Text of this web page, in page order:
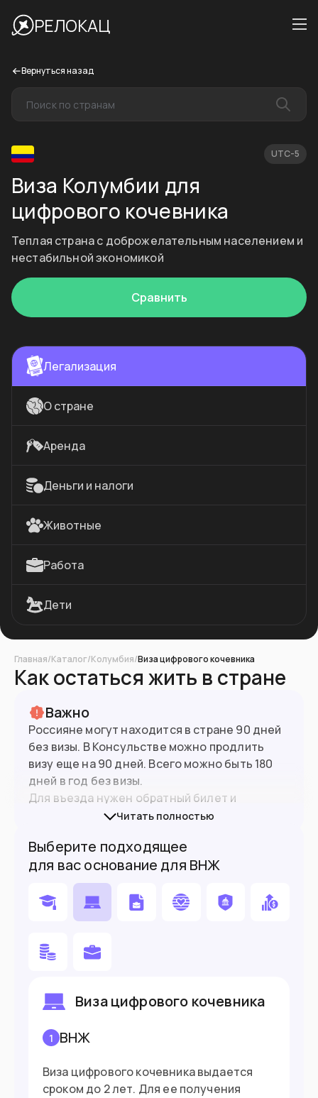
РЕЛОКАЦ
Вернуться назад
UTC-5
Виза Колумбии для
цифрового кочевника
Теплая страна с доброжелательным населением и
нестабильной экономикой
Сравнить
Легализация
О стране
Аренда
Деньги и налоги
Животные
Работа
Дети
Главная/Каталог/Колумбия/Виза цифрового кочевника
Как остаться жить в стране
Важно
Россияне могут находится в стране 90 дней
без визы. В Консульстве можно продлить
визу еще на 90 дней. Всего можно быть 180
дней в год без визы.
Для въезда нужен обратный билет и
заполненная анкета CheckMig. Заполняется
бумажную версию в самолете.
Подойдет вам если
Готовы пожить здесь полгода без ВНЖ
Хотите учить испанский на курсах
Документ Загранпаспорт
Читать полностью
Выберите подходящее
для вас основание для ВНЖ
Виза цифрового кочевника
1 ВНЖ
Виза цифрового кочевника выдается
сроком до 2 лет. Для ее получения